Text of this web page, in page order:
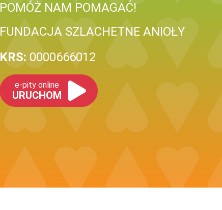
POMÓŻ NAM POMAGAĆ!
FUNDACJA SZLACHETNE ANIOŁY
KRS: 0000666012
e-pity online
URUCHOM